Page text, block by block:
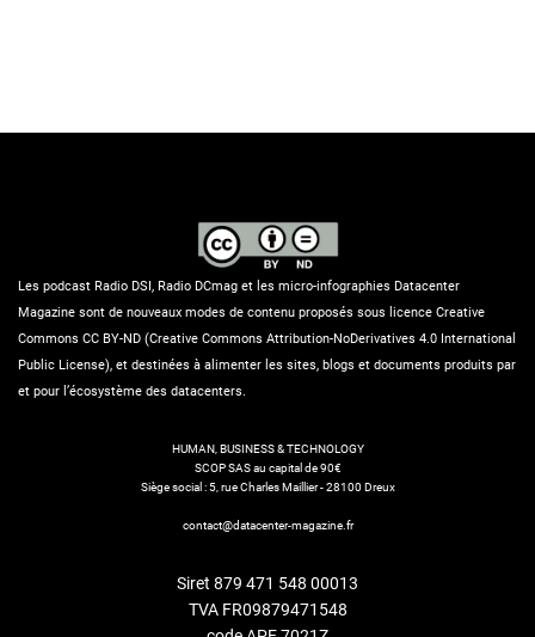
Les podcast Radio DSI, Radio DCmag et les micro-infographies Datacenter
Magazine sont de nouveaux modes de contenu proposés sous licence Creative
Commons CC BY-ND (Creative Commons Attribution-NoDerivatives 4.0 International
Public License), et destinées à alimenter les sites, blogs et documents produits par
et pour l’écosystème des datacenters.
HUMAN, BUSINESS & TECHNOLOGY
SCOP SAS au capital de 90€
Siège social : 5, rue Charles Maillier - 28100 Dreux
contact@datacenter-magazine.fr
Siret 879 471 548 00013
TVA FR09879471548